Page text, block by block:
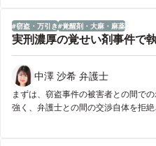
人から連絡を図り、集団ミーティン
を継続した。公判期日には、情状証
だき、依頼者の更生環境と今後の更
窃盗・万引き 覚醒剤・大麻・麻薬
実刑濃厚の覚せい剤事件で
中澤 沙希 弁護士
まずは、窃盗事件の被害者との間で
強く、弁護士との間の交渉自体を拒
で、反省を示し更生環境を整える方